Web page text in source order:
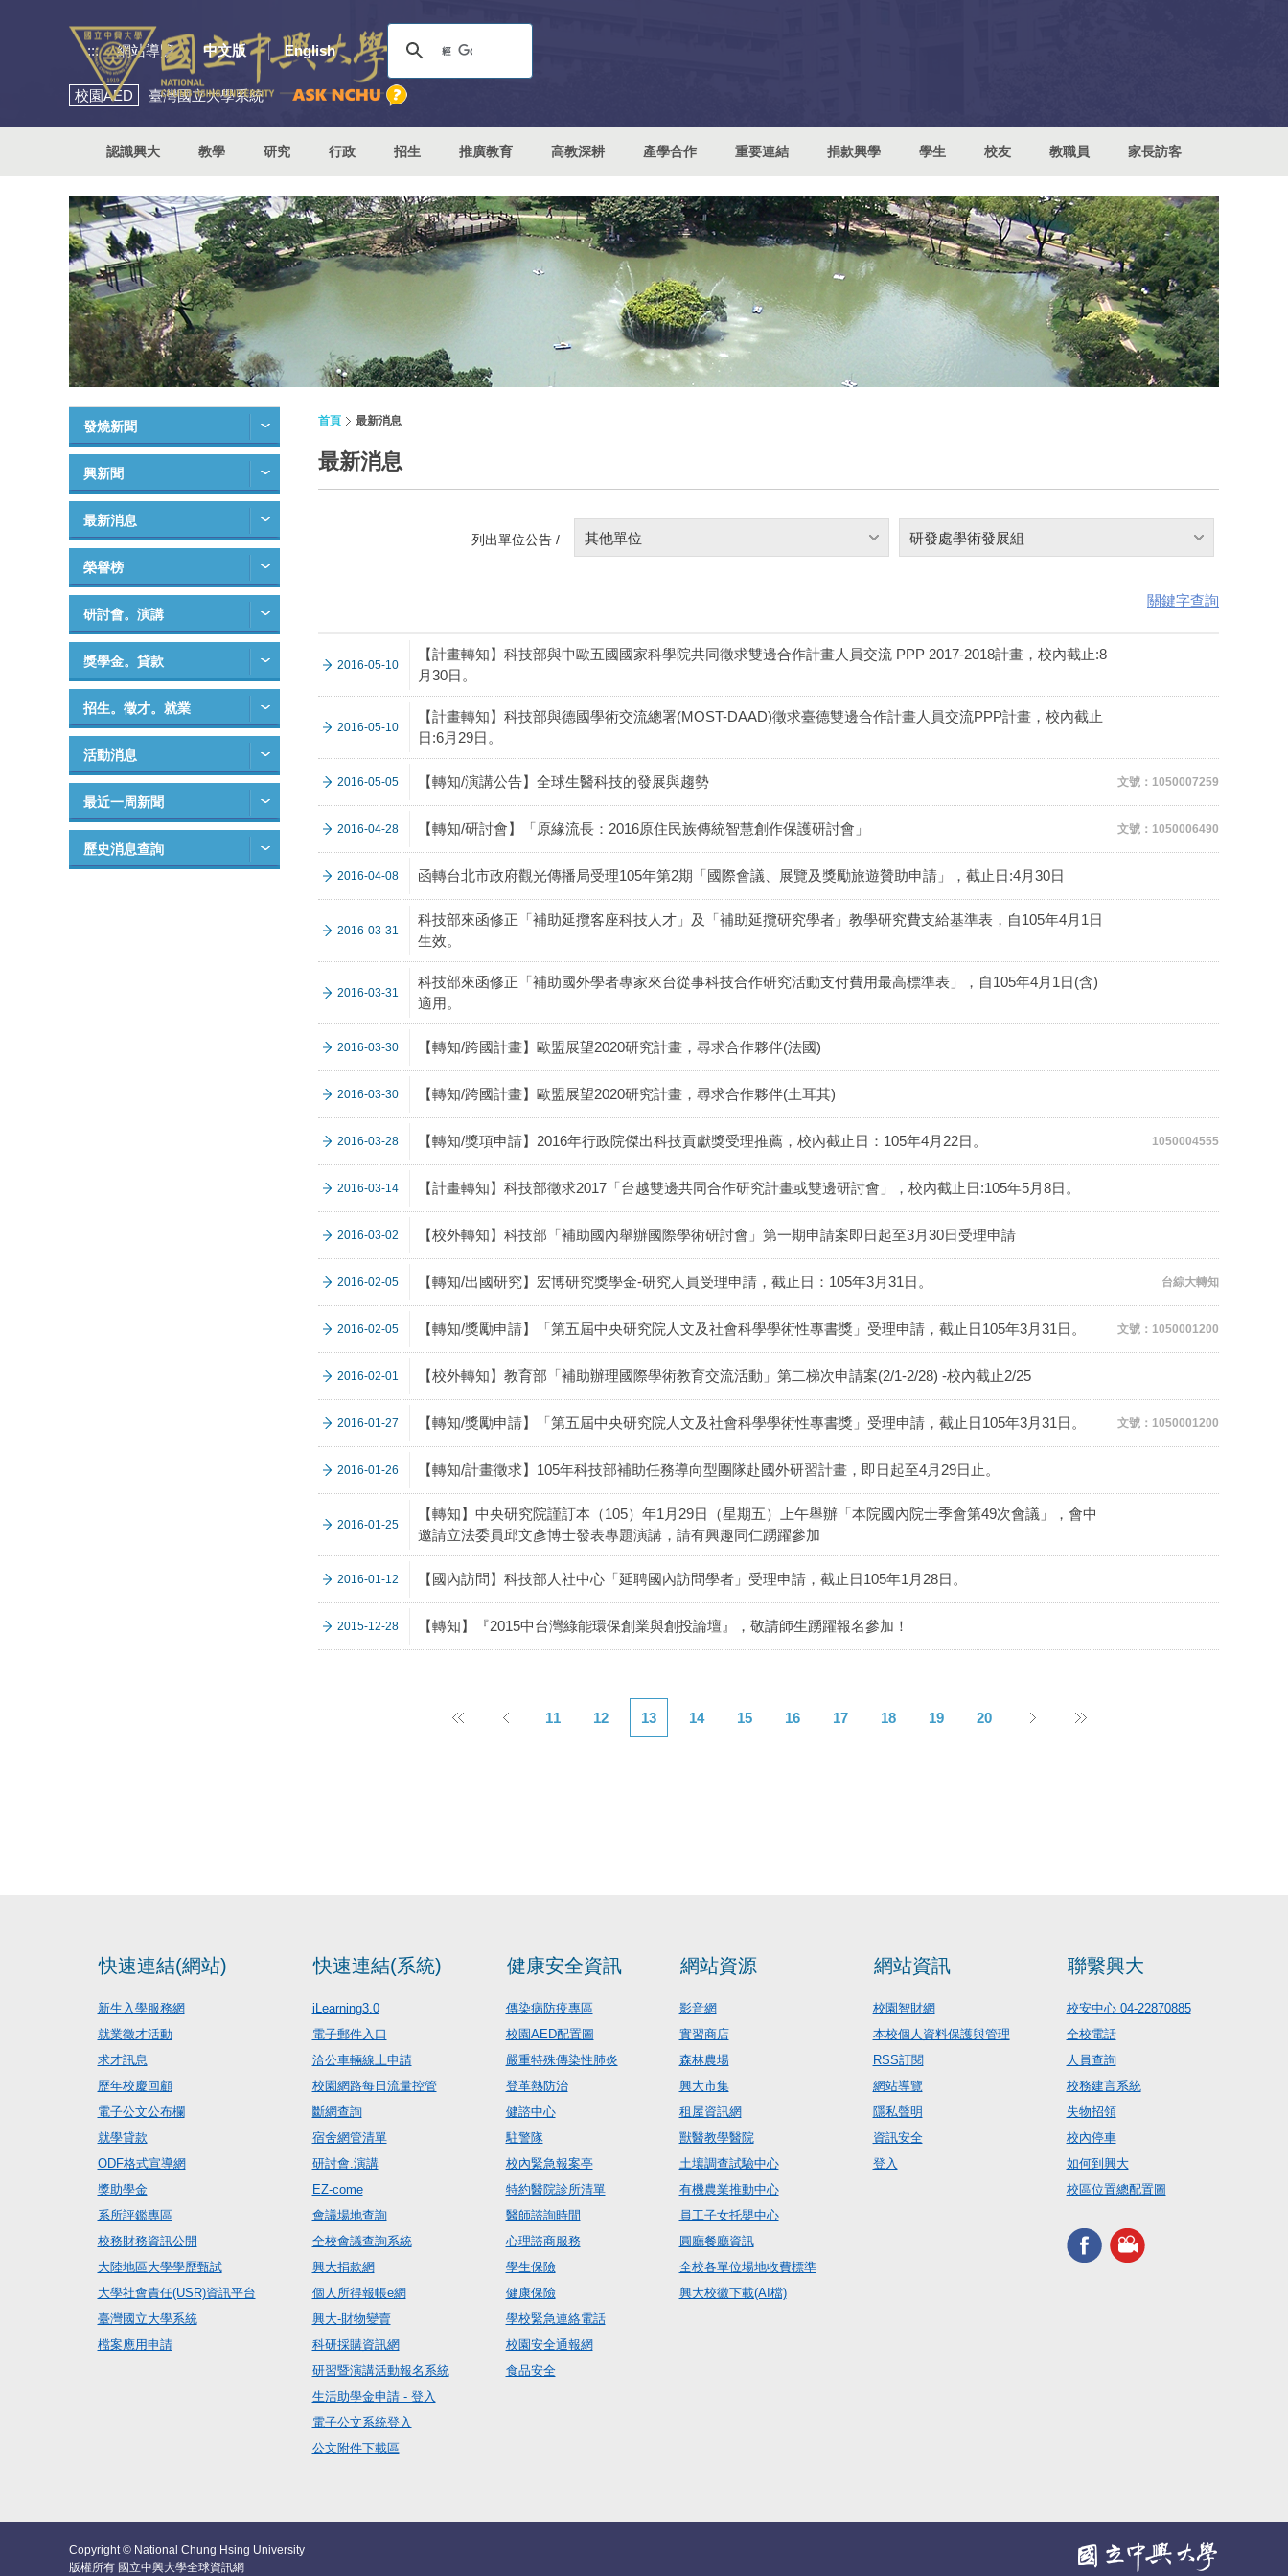
::: 網站導覽 中文版 English
校園AED 臺灣國立大學系統
認識興大 教學 研究 行政 招生 推廣教育 高教深耕 產學合作 重要連結 捐款興學 學生 校友 教職員 家長訪客
發燒新聞
興新聞
最新消息
榮譽榜
研討會。演講
獎學金。貸款
招生。徵才。就業
活動消息
最近一周新聞
歷史消息查詢
首頁 最新消息
最新消息
列出單位公告 / 其他單位 研發處學術發展組
關鍵字查詢
2016-05-10
【計畫轉知】科技部與中歐五國國家科學院共同徵求雙邊合作計畫人員交流 PPP 2017-2018計畫，校內截止:8
月30日。
2016-05-10
【計畫轉知】科技部與德國學術交流總署(MOST-DAAD)徵求臺德雙邊合作計畫人員交流PPP計畫，校內截止
日:6月29日。
2016-05-05 【轉知/演講公告】全球生醫科技的發展與趨勢 文號：1050007259
2016-04-28 【轉知/研討會】「原緣流長：2016原住民族傳統智慧創作保護研討會」 文號：1050006490
2016-04-08 函轉台北市政府觀光傳播局受理105年第2期「國際會議、展覽及獎勵旅遊贊助申請」，截止日:4月30日
2016-03-31
科技部來函修正「補助延攬客座科技人才」及「補助延攬研究學者」教學研究費支給基準表，自105年4月1日
生效。
2016-03-31
科技部來函修正「補助國外學者專家來台從事科技合作研究活動支付費用最高標準表」，自105年4月1日(含)
適用。
2016-03-30 【轉知/跨國計畫】歐盟展望2020研究計畫，尋求合作夥伴(法國)
2016-03-30 【轉知/跨國計畫】歐盟展望2020研究計畫，尋求合作夥伴(土耳其)
2016-03-28 【轉知/獎項申請】2016年行政院傑出科技貢獻獎受理推薦，校內截止日：105年4月22日。 1050004555
2016-03-14 【計畫轉知】科技部徵求2017「台越雙邊共同合作研究計畫或雙邊研討會」，校內截止日:105年5月8日。
2016-03-02 【校外轉知】科技部「補助國內舉辦國際學術研討會」第一期申請案即日起至3月30日受理申請
2016-02-05 【轉知/出國研究】宏博研究獎學金-研究人員受理申請，截止日：105年3月31日。 台綜大轉知
2016-02-05 【轉知/獎勵申請】「第五屆中央研究院人文及社會科學學術性專書獎」受理申請，截止日105年3月31日。 文號：1050001200
2016-02-01 【校外轉知】教育部「補助辦理國際學術教育交流活動」第二梯次申請案(2/1-2/28) -校內截止2/25
2016-01-27 【轉知/獎勵申請】「第五屆中央研究院人文及社會科學學術性專書獎」受理申請，截止日105年3月31日。 文號：1050001200
2016-01-26 【轉知/計畫徵求】105年科技部補助任務導向型團隊赴國外研習計畫，即日起至4月29日止。
2016-01-25
【轉知】中央研究院謹訂本（105）年1月29日（星期五）上午舉辦「本院國內院士季會第49次會議」，會中
邀請立法委員邱文彥博士發表專題演講，請有興趣同仁踴躍參加
2016-01-12 【國內訪問】科技部人社中心「延聘國內訪問學者」受理申請，截止日105年1月28日。
2015-12-28 【轉知】『2015中台灣綠能環保創業與創投論壇』，敬請師生踴躍報名參加！
11 12 13 14 15 16 17 18 19 20
快速連結(網站)
新生入學服務網
就業徵才活動
求才訊息
歷年校慶回顧
電子公文公布欄
就學貸款
ODF格式宣導網
獎助學金
系所評鑑專區
校務財務資訊公開
大陸地區大學學歷甄試
大學社會責任(USR)資訊平台
臺灣國立大學系統
檔案應用申請
快速連結(系統)
iLearning3.0
電子郵件入口
洽公車輛線上申請
校園網路每日流量控管
斷網查詢
宿舍網管清單
研討會.演講
EZ-come
會議場地查詢
全校會議查詢系統
興大捐款網
個人所得報帳e網
興大-財物變賣
科研採購資訊網
研習暨演講活動報名系統
生活助學金申請 - 登入
電子公文系統登入
公文附件下載區
健康安全資訊
傳染病防疫專區
校園AED配置圖
嚴重特殊傳染性肺炎
登革熱防治
健諮中心
駐警隊
校內緊急報案亭
特約醫院診所清單
醫師諮詢時間
心理諮商服務
學生保險
健康保險
學校緊急連絡電話
校園安全通報網
食品安全
網站資源
影音網
實習商店
森林農場
興大市集
租屋資訊網
獸醫教學醫院
土壤調查試驗中心
有機農業推動中心
員工子女托嬰中心
圓廳餐廳資訊
全校各單位場地收費標準
興大校徽下載(AI檔)
網站資訊
校園智財網
本校個人資料保護與管理
RSS訂閱
網站導覽
隱私聲明
資訊安全
登入
聯繫興大
校安中心 04-22870885
全校電話
人員查詢
校務建言系統
失物招領
校內停車
如何到興大
校區位置總配置圖
Copyright © National Chung Hsing University
版權所有 國立中興大學全球資訊網